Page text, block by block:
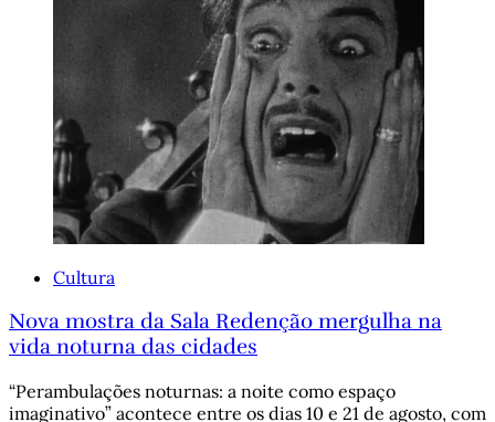
Cultura
Nova mostra da Sala Redenção mergulha na
vida noturna das cidades
“Perambulações noturnas: a noite como espaço
imaginativo” acontece entre os dias 10 e 21 de agosto, com